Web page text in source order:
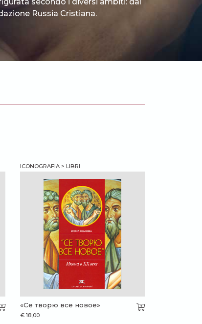
Russia Cristiana.
ICONOGRAFIA > LIBRI
«Се творю все новое»
€ 18,00